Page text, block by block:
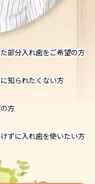
部分入れ歯をご希望の方
知られたくない方
方
ずに入れ歯を使いたい方